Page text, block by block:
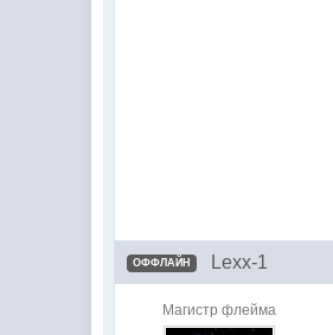
ОФФЛАЙН Lexx-1
Магистр флейма